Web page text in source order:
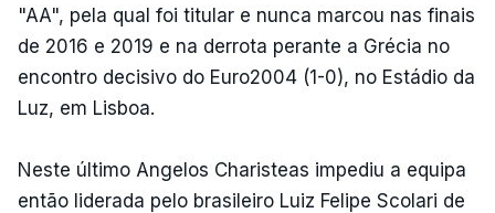
"AA", pela qual foi titular e nunca marcou nas finais
de 2016 e 2019 e na derrota perante a Grécia no
encontro decisivo do Euro2004 (1-0), no Estádio da
Luz, em Lisboa.
Neste último Angelos Charisteas impediu a equipa
então liderada pelo brasileiro Luiz Felipe Scolari de